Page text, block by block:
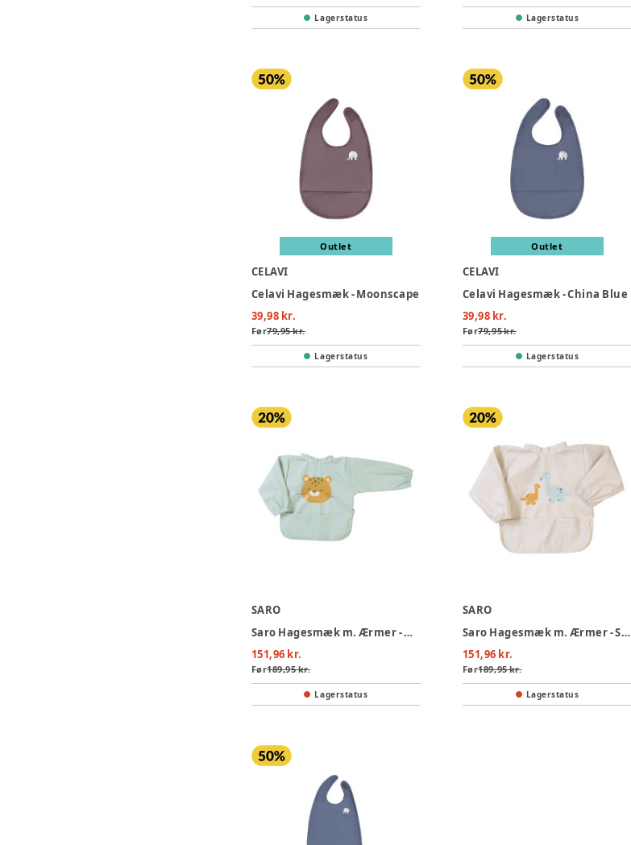
Lagerstatus Lagerstatus
Outlet
CELAVI
Celavi Hagesmæk - Moonscape
39,98 kr.
Før79,95 kr.
Lagerstatus
Outlet
CELAVI
Celavi Hagesmæk - China Blue
39,98 kr.
Før79,95 kr.
Lagerstatus
SARO
Saro Hagesmæk m. Ærmer - Mint
151,96 kr.
Før189,95 kr.
Lagerstatus
SARO
Saro Hagesmæk m. Ærmer - Sand
151,96 kr.
Før189,95 kr.
Lagerstatus